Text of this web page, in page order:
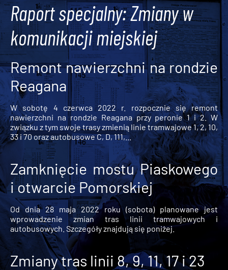
Raport specjalny: Zmiany w
komunikacji miejskiej
Remont nawierzchni na rondzie
Reagana
W sobotę 4 czerwca 2022 r. rozpocznie się remont
nawierzchni na rondzie Reagana przy peronie 1 i 2. W
związku z tym swoje trasy zmienią linie tramwajowe 1, 2, 10,
33 i 70 oraz autobusowe C, D, 111,...
Zamknięcie mostu Piaskowego
i otwarcie Pomorskiej
Od dnia 28 maja 2022 roku (sobota) planowane jest
wprowadzenie zmian tras linii tramwajowych i
autobusowych. Szczegóły znajdują się poniżej.
Zmiany tras linii 8, 9, 11, 17 i 23